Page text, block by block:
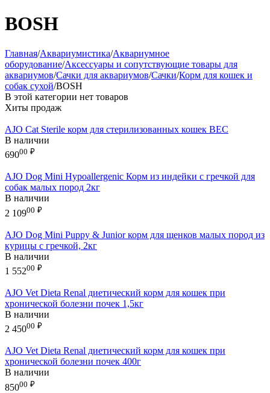
BOSH
Главная/Аквариумистика/Аквариумное
оборудование/Аксессуары и сопутствующие товары для
аквариумов/Сачки для аквариумов/Сачки/Корм для кошек и
собак сухой/BOSH
В этой категории нет товаров
Хиты продаж
AJO Cat Sterile корм для стерилизованных кошек ВЕС
В наличии
69000 ₽
AJO Dog Mini Hypoallergenic Корм из индейки с гречкой для
собак малых пород 2кг
В наличии
2 10900 ₽
AJO Dog Mini Puppy & Junior корм для щенков малых пород из
курицы с гречкой, 2кг
В наличии
1 55200 ₽
AJO Vet Dieta Renal диетический корм для кошек при
хронической болезни почек 1,5кг
В наличии
2 45000 ₽
AJO Vet Dieta Renal диетический корм для кошек при
хронической болезни почек 400г
В наличии
85000 ₽